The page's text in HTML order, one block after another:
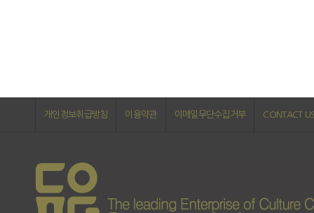
개인정보취급방침 이용약관 이메일무단수집거부 CONTACT